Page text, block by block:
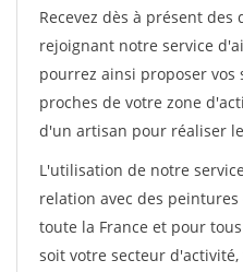
Recevez dès à présent des
rejoignant notre service
pourrez ainsi proposer vos
proches de votre zone
d'un artisan pour réaliser
L'utilisation de notre
relation avec des
toute la France et pour
soit votre secteur